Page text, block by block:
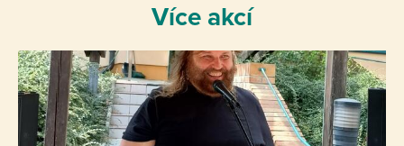
Více akcí